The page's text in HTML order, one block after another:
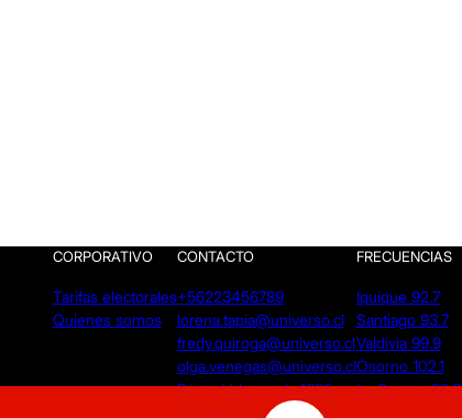
CORPORATIVO
Tarifas electorales
Quienes somos
CONTACTO
+56223456789
lorena.tapia@universo.cl
fredy.quiroga@universo.cl
olga.venegas@universo.cl
Pérez Valenzuela 1620.
Providencia - Santiago.
FRECUENCIAS
Iquique 92.7
Santiago 93.7
Valdivia 99.9
Osorno 102.1
La Serena 92.9